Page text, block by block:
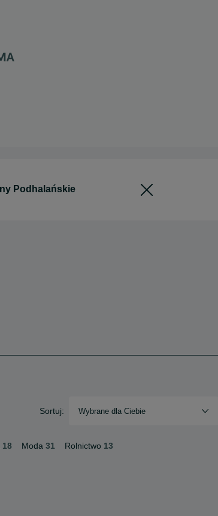
Sortuj: Wybrane dla Ciebie
18 Moda 31 Rolnictwo 13